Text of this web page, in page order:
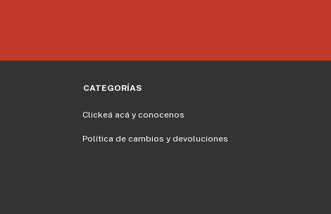
CATEGORÍAS
Clickeá acá y conocenos
Política de cambios y devoluciones